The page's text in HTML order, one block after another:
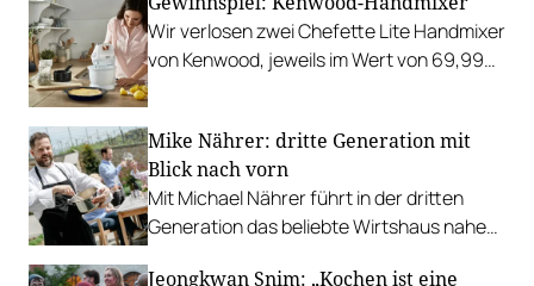
Wohlfühlen und Verweilen.
Wir verlosen zwei Chefette Lite Handmixer
von Kenwood, jeweils im Wert von 69,99
Mike Nährer: dritte Generation mit
Blick nach vorn
Mit Michael Nährer führt in der dritten
Generation das beliebte Wirtshaus nahe
Jeongkwan Snim: „Kochen ist eine